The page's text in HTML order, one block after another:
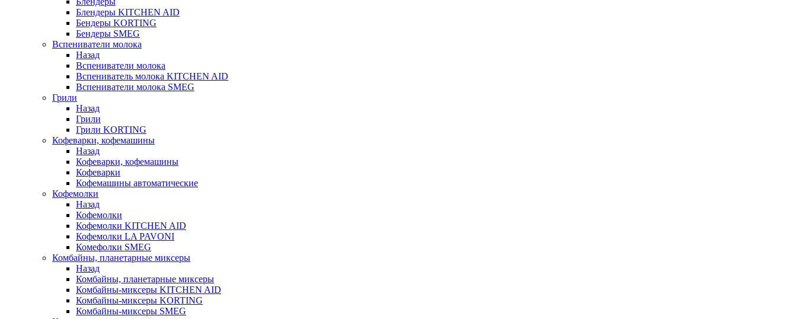
Блендеры KITCHEN AID
Бендеры KORTING
Бендеры SMEG
Вспениватели молока
Назад
Вспениватели молока
Вспениватель молока KITCHEN AID
Вспениватели молока SMEG
Грили
Назад
Грили
Грили KORTING
Кофеварки, кофемашины
Назад
Кофеварки, кофемашины
Кофеварки
Кофемашины автоматические
Кофемолки
Назад
Кофемолки
Кофемолки KITCHEN AID
Кофемолки LA PAVONI
Комефолки SMEG
Комбайны, планетарные миксеры
Назад
Комбайны, планетарные миксеры
Комбайны-миксеры KITCHEN AID
Комбайны-миксеры KORTING
Комбайны-миксеры SMEG